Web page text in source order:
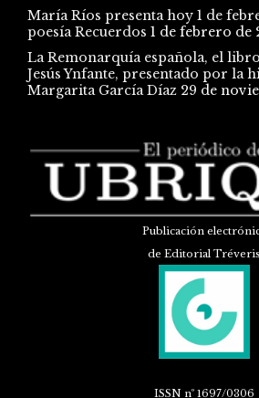
María Ríos presenta hoy 1 de
poesía Recuerdos 1 de febrero de
La Remonarquía española, el
Jesús Ynfante, presentado por la
Margarita García Díaz 29 de
Publicación
de Editorial Tréveris
ISSN nº 1697/0306